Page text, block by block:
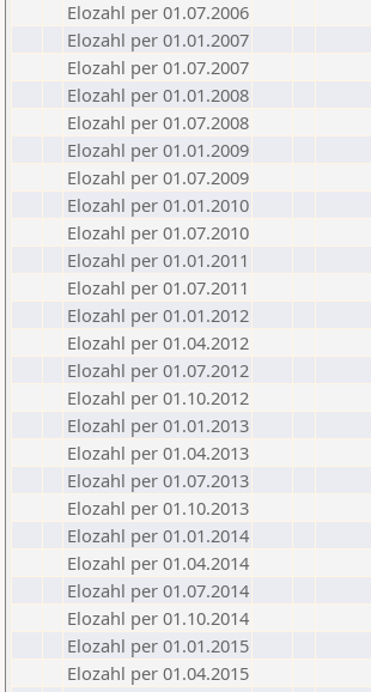
Elozahl per 01.07.2006
Elozahl per 01.01.2007
Elozahl per 01.07.2007
Elozahl per 01.01.2008
Elozahl per 01.07.2008
Elozahl per 01.01.2009
Elozahl per 01.07.2009
Elozahl per 01.01.2010
Elozahl per 01.07.2010
Elozahl per 01.01.2011
Elozahl per 01.07.2011
Elozahl per 01.01.2012
Elozahl per 01.04.2012
Elozahl per 01.07.2012
Elozahl per 01.10.2012
Elozahl per 01.01.2013
Elozahl per 01.04.2013
Elozahl per 01.07.2013
Elozahl per 01.10.2013
Elozahl per 01.01.2014
Elozahl per 01.04.2014
Elozahl per 01.07.2014
Elozahl per 01.10.2014
Elozahl per 01.01.2015
Elozahl per 01.04.2015